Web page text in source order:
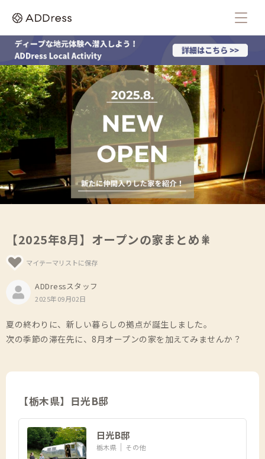
【2025年8月】オープンの家まとめ🎇
マイテーマリストに保存
ADDressスタッフ
2025年09月02日
夏の終わりに、新しい暮らしの拠点が誕生しました。
次の季節の滞在先に、8月オープンの家を加えてみませんか？
【栃木県】日光B邸
日光B邸
栃木県 その他